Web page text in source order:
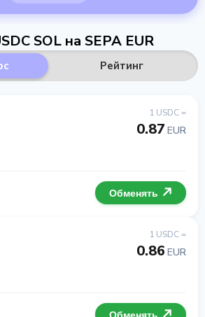
SOL на SEPA EUR
Рейтинг
1 USDC =
0.87 EUR
Обменять
1 USDC =
0.86 EUR
Обменять